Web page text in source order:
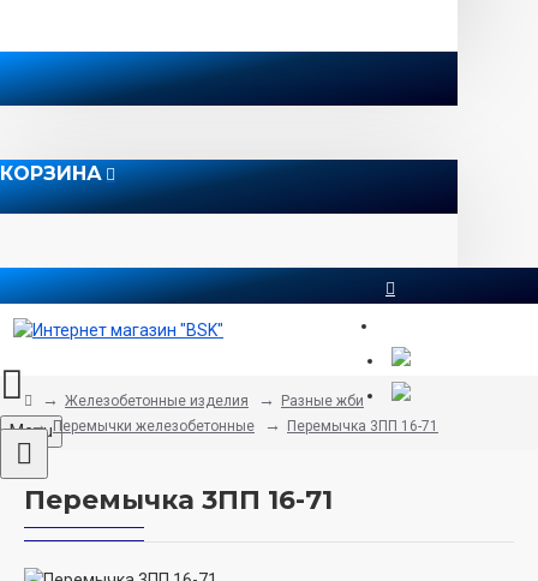
КОРЗИНА
Menu
Железобетонные изделия
Разные жби
Перемычки железобетонные
Перемычка 3ПП 16-71
Перемычка 3ПП 16-71